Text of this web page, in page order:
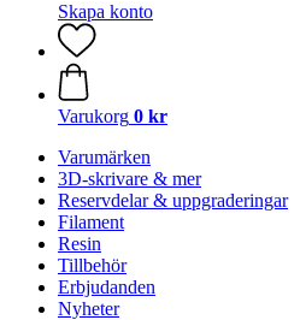
Skapa konto
Varukorg 0 kr
Varumärken
3D-skrivare & mer
Reservdelar & uppgraderingar
Filament
Resin
Tillbehör
Erbjudanden
Nyheter